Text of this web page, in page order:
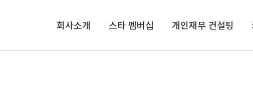
회사소개 스타 멤버십 개인재무 컨설팅